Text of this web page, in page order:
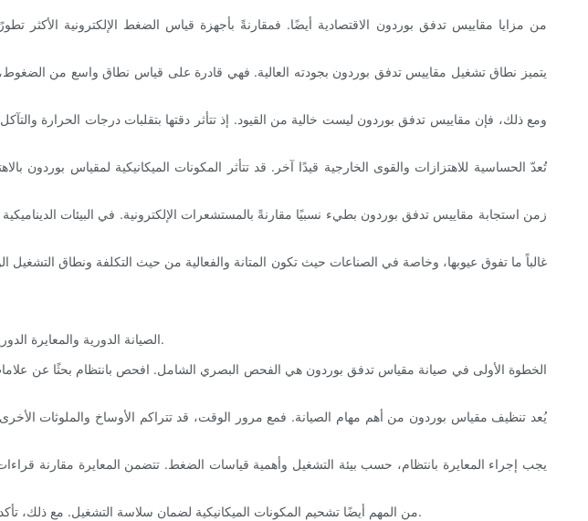
من مزايا مقاييس تدفق بوردون الاقتصادية أيضًا. فمقارنةً بأجهزة قياس الضغط الإلكترونية الأكثر
يتميز نطاق تشغيل مقاييس تدفق بوردون بجودته العالية. فهي قادرة على قياس نطاق واسع من
ومع ذلك، فإن مقاييس تدفق بوردون ليست خالية من القيود. إذ تتأثر دقتها بتقلبات درجات الحرارة
تُعدّ الحساسية للاهتزازات والقوى الخارجية قيدًا آخر. قد تتأثر المكونات الميكانيكية لمقياس
زمن استجابة مقاييس تدفق بوردون بطيء نسبيًا مقارنةً بالمستشعرات الإلكترونية. في البيئات
الصيانة الدورية والمعايرة الدورية ضروريتان لضمان دقة وعمر مقاييس تدفق بوردون. هذه المهام ليست معقدة، ولكنها تتطلب عناية فائقة بالتفاصيل.
الخطوة الأولى في صيانة مقياس تدفق بوردون هي الفحص البصري الشامل. افحص بانتظام بحثًا عن
يُعد تنظيف مقياس بوردون من أهم مهام الصيانة. فمع مرور الوقت، قد تتراكم الأوساخ والملوثات
يجب إجراء المعايرة بانتظام، حسب بيئة التشغيل وأهمية قياسات الضغط. تتضمن المعايرة مقارنة
من المهم أيضًا تشحيم المكونات الميكانيكية لضمان سلاسة التشغيل. مع ذلك، تأكد من أن مادة التشحيم المستخدمة متوافقة مع المواد ولا تجذب الأوساخ والغبار، مما قد يؤدي إلى مزيد من التعقيدات.